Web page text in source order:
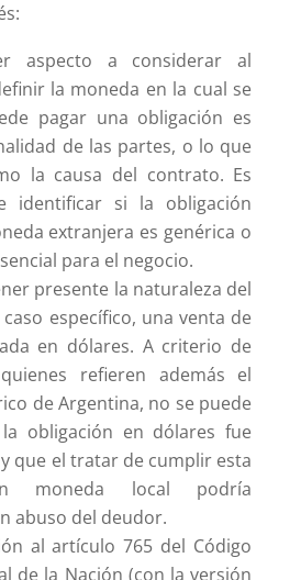
aspecto a considerar al
la moneda en la cual se
pagar una obligación es
de las partes, o lo que
la causa del contrato. Es
identificar si la obligación
extranjera es genérica o
para el negocio.
presente la naturaleza del
específico, una venta de
en dólares. A criterio de
refieren además el
de Argentina, no se puede
obligación en dólares fue
que el tratar de cumplir esta
moneda local podría
abuso del deudor.
al artículo 765 del Código
de la Nación (con la versión